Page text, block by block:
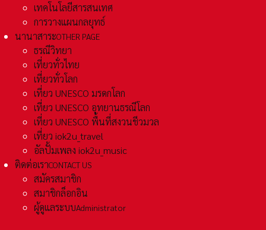
เทคโนโลยีสารสนเทศ
การวางแผนกลยุทธ์
นานาสาระOTHER PAGE
ธรณีวิทยา
เที่ยวทั่วไทย
เที่ยวทั่วโลก
เที่ยว UNESCO มรดกโลก
เที่ยว UNESCO อุทยานธรณีโลก
เที่ยว UNESCO พื้นที่สงวนชีวมวล
เที่ยว iok2u_travel
อัลปั้มเพลง iok2u_music
ติดต่อเราCONTACT US
สมัครสมาชิก
สมาชิกล็อกอิน
ผู้ดูแลระบบAdministrator